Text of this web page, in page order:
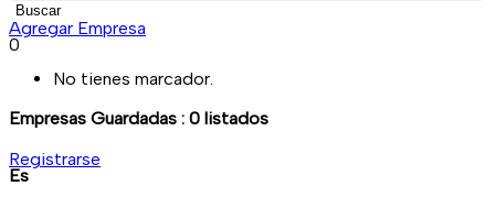
Buscar
Agregar Empresa
0
No tienes marcador.
Empresas Guardadas : 0 listados
Registrarse
Es